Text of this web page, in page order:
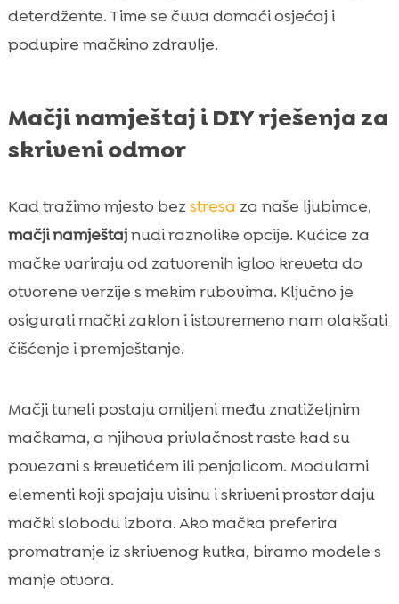
deterdžente. Time se čuva domaći osjećaj i
podupire mačkino zdravlje.
Mačji namještaj i DIY rješenja za
skriveni odmor
Kad tražimo mjesto bezstresa za naše ljubimce,
mačji namještajnudi raznolike opcije. Kućice za
mačke variraju od zatvorenih igloo kreveta do
otvorene verzije s mekim rubovima. Ključno je
osigurati mački zaklon i istovremeno nam olakšati
čišćenje i premještanje.
Mačji tuneli postaju omiljeni među znatiželjnim
mačkama, a njihova privlačnost raste kad su
povezani s krevetićem ili penjalicom. Modularni
elementi koji spajaju visinu i skriveni prostor daju
mački slobodu izbora. Ako mačka preferira
promatranje iz skrivenog kutka, biramo modele s
manje otvora.